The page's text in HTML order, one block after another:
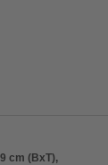
cm (BxT),